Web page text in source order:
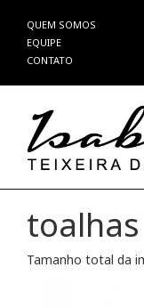
Pular
para
o
QUEM SOMOS
EQUIPE
CONTATO
toalhas
Tamanho total da